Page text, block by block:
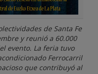
de Santa Fe
y reunió a 60.000
evento. La feria tuvo
Ferrocarril
que contribuyó al